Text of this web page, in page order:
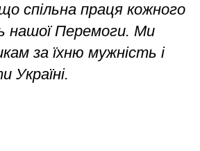
спільна праця кожного
нашої Перемоги. Ми
за їхню мужність і
Україні.